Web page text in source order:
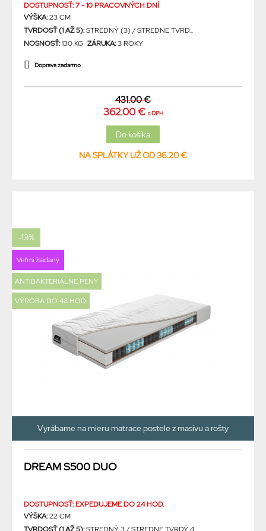
DOSTUPNOSŤ: 7 - 10 PRACOVNÝCH DNÍ
VÝŠKA:23 CM
TVRDOSŤ (1 AŽ 5):STREDNÝ (3) / STREDNE TVRD...
NOSNOSŤ:130 KG ZÁRUKA:3 ROKY
Doprava zadarmo
431.00 €
362.00 € s DPH
NA SPLÁTKY UŽ OD 36.20 €
-13%
Veľmi žiadaný
ANTIBAKTERIÁLNE PENY
VÝROBA DO 48 HOD.
Vyrábame na mieru matrace postele z masívu a rošty
DREAM S500 DUO
DOSTUPNOSŤ: EXPEDUJEME DO 24 HOD.
VÝŠKA:22 CM